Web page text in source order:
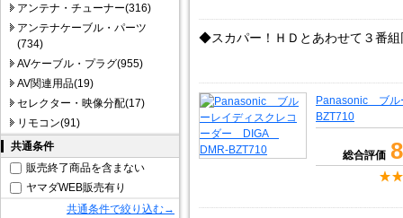
アンテナ・チューナー(316)
アンテナケーブル・パーツ
(734)
AVケーブル・プラグ(955)
AV関連用品(19)
セレクター・映像分配(17)
リモコン(91)
共通条件
販売終了商品を含まない
ヤマダWEB販売有り
共通条件で絞り込む→
◆スカパー！ＨＤとあわせて３番組
Panasonic ブル
BZT710
総合評価